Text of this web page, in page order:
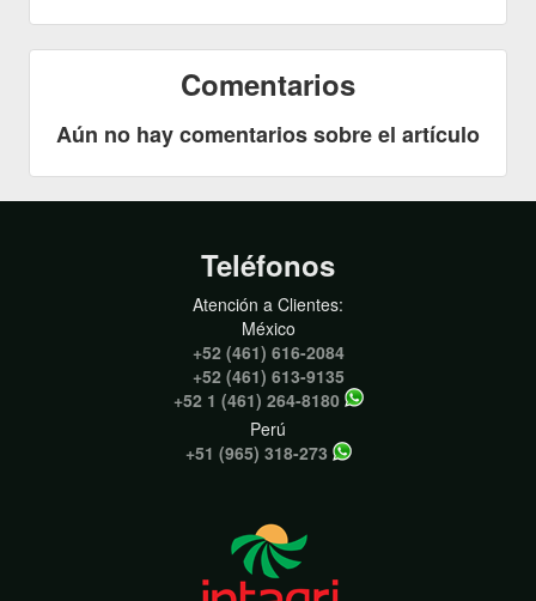
Comentarios
Aún no hay comentarios sobre el artículo
Teléfonos
Atención a Clientes:
México
+52 (461) 616-2084
+52 (461) 613-9135
+52 1 (461) 264-8180
Perú
+51 (965) 318-273